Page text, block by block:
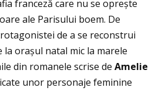
franceză care nu se oprește
ale Parisului boem. De
de a se reconstrui
la orașul natal mic la marele
din romanele scrise de Amelie
unor personaje feminine